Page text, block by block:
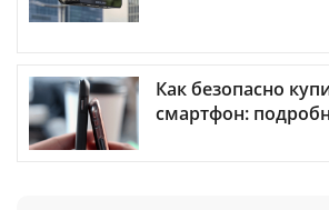
Как безопасно
смартфон: